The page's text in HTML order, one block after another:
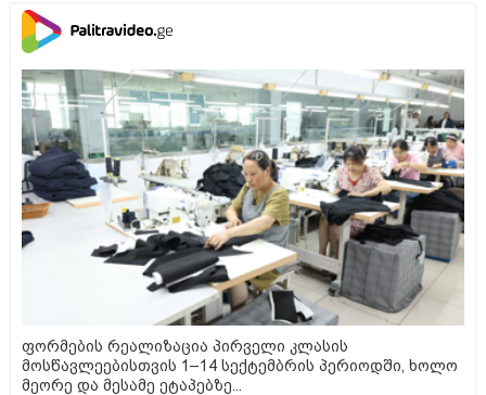
ფორმების რეალიზაცია პირველი კლასის
მოსწავლეებისთვის 1–14 სექტემბრის პერიოდში, ხოლო
მეორე და მესამე ეტაპებზე...